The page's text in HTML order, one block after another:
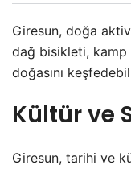
Giresun, doğa
dağ bisikleti, kamp
doğasını
Kültür ve
Giresun, tarihi ve